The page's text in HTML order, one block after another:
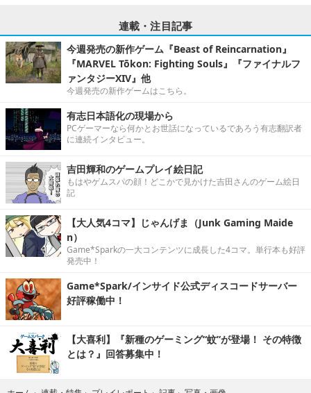
連載・注目記事
今週発売の新作ゲーム『Beast of Reincarnation』
『MARVEL Tōkon: Fighting Souls』『ファイナルフ
ァンタジーXIV』他
今週発売の新作ゲームはこちら。
有志日本語化の現場から
PCゲーマーなら何かとお世話になっているであろう有志翻訳者
に連続インタビュー。
吉田輝和のゲームプレイ絵日記
もはやゲムスパの顔！どこかで見かけた吉田さんのゲーム絵日
記
【大人気4コマ】じゃんげま（Junk Gaming Maide
n）
Game*Sparkの一大コンテンツに成長した4コマ。単行本も好評
発売中！
Game*Spark/インサイド公式ディスコードサーバー
好評稼働中！
【大喜利】『新種のゲーミング“蚊”が登場！ その特徴
とは？』回答募集中！